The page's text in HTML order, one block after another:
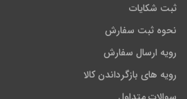
ثبت شکایات
نحوه ثبت سفارش
رویه ارسال سفارش
رویه های بازگرداندن کالا